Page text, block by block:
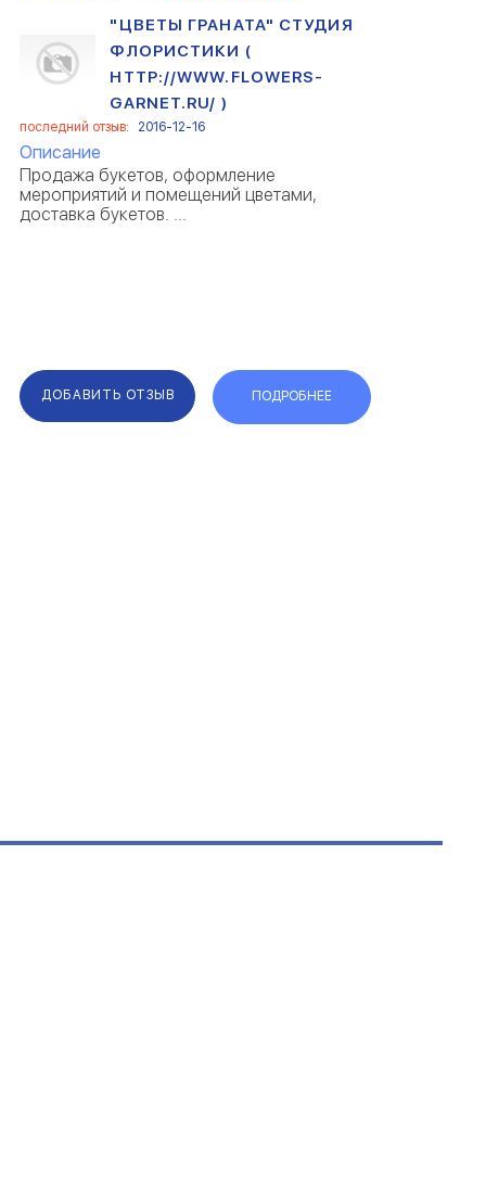
"ЦВЕТЫ ГРАНАТА" СТУДИЯ
ФЛОРИСТИКИ (
HTTP://WWW.FLOWERS-
GARNET.RU/ )
последний отзыв: 2016-12-16
Описание
Продажа букетов, оформление
мероприятий и помещений цветами,
доставка букетов. ...
ДОБАВИТЬ ОТЗЫВ ПОДРОБНЕЕ